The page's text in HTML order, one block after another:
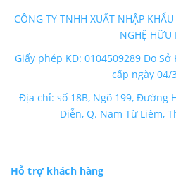
CÔNG TY TNHH XUẤT NHẬP
NGHỆ HỮU
Giấy phép KD: 0104509289 Do
cấp ngày 04/
Địa chỉ: số 18B, Ngõ 199, Đường
Diễn, Q. Nam Từ Liêm,
Hỗ trợ khách hàng